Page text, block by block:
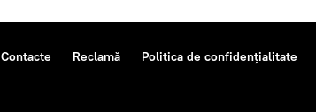
Contacte Reclamă Politica de confidențialitate